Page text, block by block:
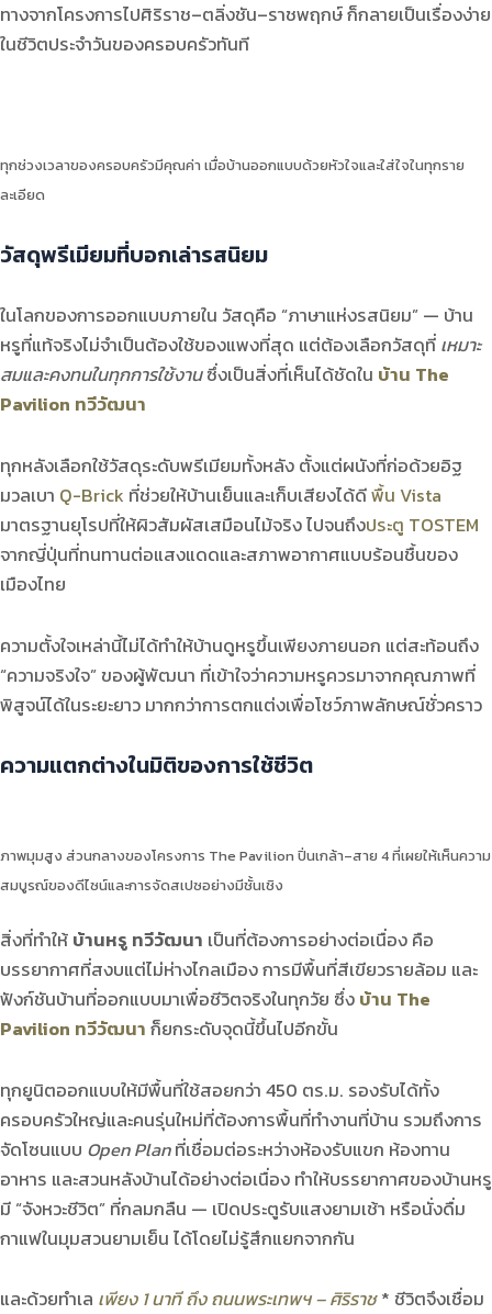
ทางจากโครงการไปศิริราช–ตลิ่งชัน–ราชพฤกษ์ ก็กลายเป็นเรื่องง่าย
ในชีวิตประจำวันของครอบครัวทันที
ทุกช่วงเวลาของครอบครัวมีคุณค่า เมื่อบ้านออกแบบด้วยหัวใจและใส่ใจในทุกราย
ละเอียด
วัสดุพรีเมียมที่บอกเล่ารสนิยม
ในโลกของการออกแบบภายใน วัสดุคือ “ภาษาแห่งรสนิยม” — บ้าน
หรูที่แท้จริงไม่จำเป็นต้องใช้ของแพงที่สุด แต่ต้องเลือกวัสดุที่ เหมาะ
สมและคงทนในทุกการใช้งานซึ่งเป็นสิ่งที่เห็นได้ชัดใน บ้าน The
Pavilion ทวีวัฒนา
ทุกหลังเลือกใช้วัสดุระดับพรีเมียมทั้งหลัง ตั้งแต่ผนังที่ก่อด้วยอิฐ
มวลเบา Q-Brick ที่ช่วยให้บ้านเย็นและเก็บเสียงได้ดีพื้น Vista
มาตรฐานยุโรปที่ให้ผิวสัมผัสเสมือนไม้จริง ไปจนถึงประตู TOSTEM
จากญี่ปุ่นที่ทนทานต่อแสงแดดและสภาพอากาศแบบร้อนชื้นของ
เมืองไทย
ความตั้งใจเหล่านี้ไม่ได้ทำให้บ้านดูหรูขึ้นเพียงภายนอก แต่สะท้อนถึง
“ความจริงใจ” ของผู้พัฒนา ที่เข้าใจว่าความหรูควรมาจากคุณภาพที่
พิสูจน์ได้ในระยะยาว มากกว่าการตกแต่งเพื่อโชว์ภาพลักษณ์ชั่วคราว
ความแตกต่างในมิติของการใช้ชีวิต
ภาพมุมสูง ส่วนกลางของโครงการ The Pavilion ปิ่นเกล้า–สาย 4 ที่เผยให้เห็นความ
สมบูรณ์ของดีไซน์และการจัดสเปซอย่างมีชั้นเชิง
สิ่งที่ทำให้ บ้านหรู ทวีวัฒนา เป็นที่ต้องการอย่างต่อเนื่อง คือ
บรรยากาศที่สงบแต่ไม่ห่างไกลเมือง การมีพื้นที่สีเขียวรายล้อม และ
ฟังก์ชันบ้านที่ออกแบบมาเพื่อชีวิตจริงในทุกวัย ซึ่ง บ้าน The
Pavilion ทวีวัฒนา ก็ยกระดับจุดนี้ขึ้นไปอีกขั้น
ทุกยูนิตออกแบบให้มีพื้นที่ใช้สอยกว่า 450 ตร.ม. รองรับได้ทั้ง
ครอบครัวใหญ่และคนรุ่นใหม่ที่ต้องการพื้นที่ทำงานที่บ้าน รวมถึงการ
จัดโซนแบบ Open Planที่เชื่อมต่อระหว่างห้องรับแขก ห้องทาน
อาหาร และสวนหลังบ้านได้อย่างต่อเนื่อง ทำให้บรรยากาศของบ้านหรู
มี “จังหวะชีวิต” ที่กลมกลืน — เปิดประตูรับแสงยามเช้า หรือนั่งดื่ม
กาแฟในมุมสวนยามเย็น ได้โดยไม่รู้สึกแยกจากกัน
และด้วยทำเล เพียง 1 นาที ถึง ถนนพระเทพฯ – ศิริราช* ชีวิตจึงเชื่อม